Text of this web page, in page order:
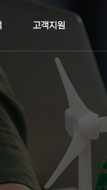
고객지원
사업검토
견적문의
업계 정책자료